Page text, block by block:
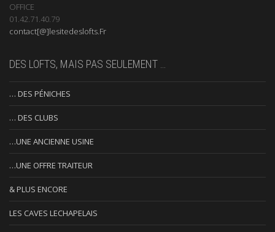
OFFICE
01.42.71.40.79
contact[@]lesitedeslofts.Fr
DES LOFTS, MAIS PAS SEULEMENT …
… DES PÉNICHES
… DES CLUBS
…UNE ANCIENNE USINE
…UNE OFFRE TRAITEUR
& PLUS ENCORE
LES CAVES LECHAPELAIS